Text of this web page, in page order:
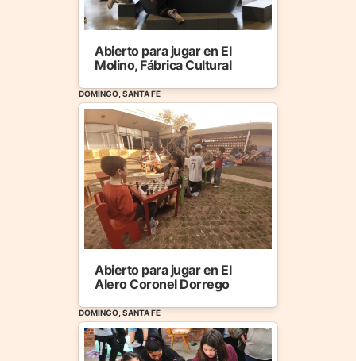
Abierto para jugar en El
Molino, Fábrica Cultural
DOMINGO, SANTA FE
Abierto para jugar en El
Alero Coronel Dorrego
DOMINGO, SANTA FE